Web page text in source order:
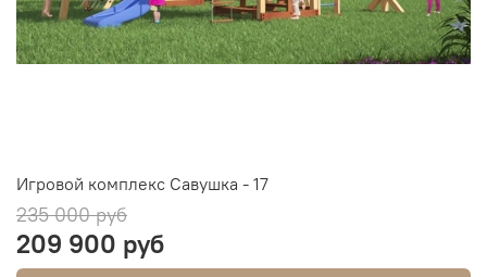
Игровой комплекс Савушка - 17
235 000 руб
209 900 руб